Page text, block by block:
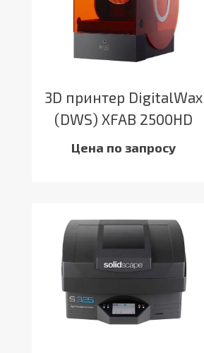
3D принтер DigitalWax
(DWS) XFAB 2500HD
Цена по запросу